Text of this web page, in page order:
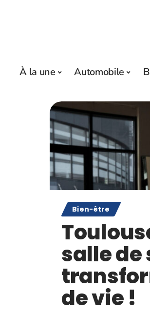
À la une Automobile
Bien-être
salle de
de vie !